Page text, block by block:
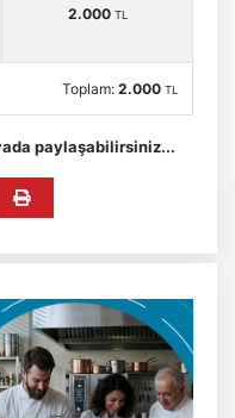
2.000 TL
Toplam: 2.000 TL
paylaşabilirsiniz...